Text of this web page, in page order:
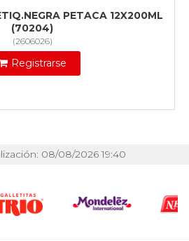
PETACA 12X200ML
(70204)
(2606026)
Registrarse
08/08/2026 19:40